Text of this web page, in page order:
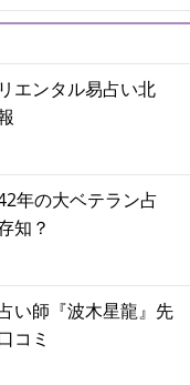
エンタル易占い北
年の大ベテラン占
知？
い師『波木星龍』先
コミ